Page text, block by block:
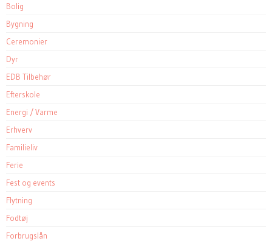
Bolig
Bygning
Ceremonier
Dyr
EDB Tilbehør
Efterskole
Energi / Varme
Erhverv
Familieliv
Ferie
Fest og events
Flytning
Fodtøj
Forbrugslån